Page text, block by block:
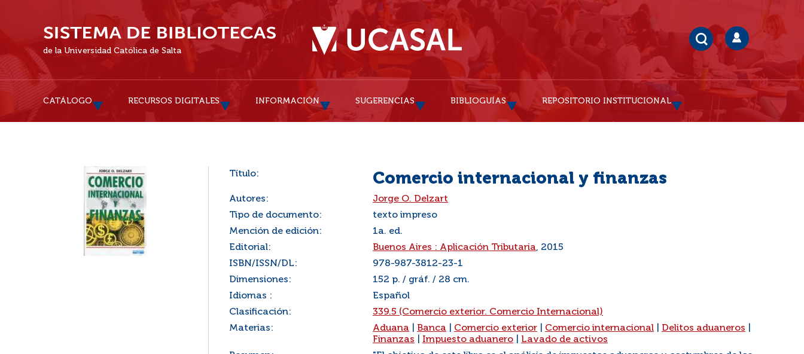
de la Universidad Católica de Salta
CATÁLOGO RECURSOS DIGITALES INFORMACIÓN SUGERENCIAS BIBLIOGUÍAS REPOSITORIO INSTITUCIONAL
Título: Comercio internacional y finanzas
Autores:
Jorge O. Delzart
Tipo de documento:
texto impreso
Mención de edición:
1a. ed.
Editorial:
Buenos Aires : Aplicación Tributaria, 2015
ISBN/ISSN/DL:
978-987-3812-23-1
Dimensiones:
152 p. / gráf. / 28 cm.
Idiomas :
Español
Clasificación:
339.5 (Comercio exterior. Comercio Internacional)
Materias:
Aduana Banca Comercio exterior Comercio internacional Delitos aduaneros
Finanzas
Impuesto aduanero
Lavado de activos